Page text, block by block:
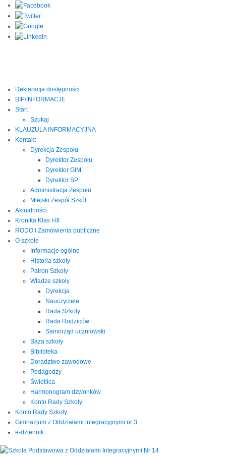
Deklaracja dostępności
BIP/INFORMACJE
Start
Szukaj
KLAUZULA INFORMACYJNA
Kontakt
Dyrekcja Zespołu
Dyrektor Zespołu
Dyrektor GIM
Dyrektor SP
Administracja Zespołu
Miejski Zespół Szkół
Aktualności
Kronika Klas I-III
RODO i Zamówienia publiczne
O szkole
Informacje ogólne
Historia szkoły
Patron Szkoły
Władze szkoły
Dyrekcja
Nauczyciele
Rada Szkoły
Rada Rodziców
Samorząd uczniowski
Baza szkoły
Biblioteka
Doradztwo zawodowe
Pedagodzy
Świetlica
Harmonogram dzwonków
Konto Rady Szkoły
Konto Rady Szkoły
Gimnazjum z Oddziałami integracyjnymi nr 3
e-dziennik